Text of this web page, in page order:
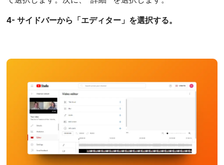
4- サイドバーから「エディター」を選択する。